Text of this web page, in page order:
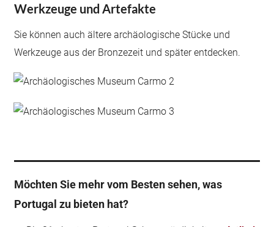
Werkzeuge und Artefakte
Sie können auch ältere archäologische Stücke und
Werkzeuge aus der Bronzezeit und später entdecken.
Möchten Sie mehr vom Besten sehen, was
Portugal zu bieten hat?